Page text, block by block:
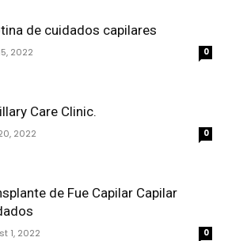
de cuidados capilares
2022 0
Care Clinic.
2022 0
de Fue Capilar Capilar
1, 2022 0